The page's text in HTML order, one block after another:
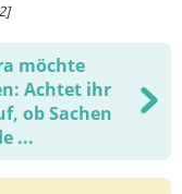
möchte
Achtet ihr
ob Sachen
...